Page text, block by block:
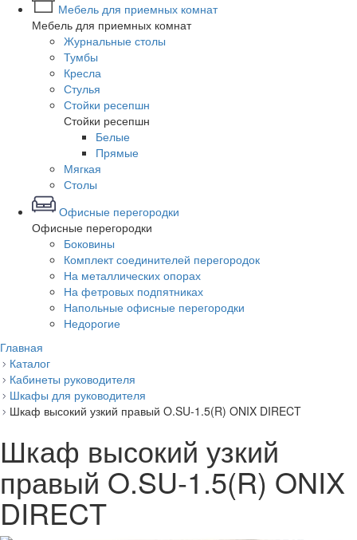
Мебель для приемных комнат
Мебель для приемных комнат
Журнальные столы
Тумбы
Кресла
Стулья
Стойки ресепшн
Стойки ресепшн
Белые
Прямые
Мягкая
Столы
Офисные перегородки
Офисные перегородки
Боковины
Комплект соединителей перегородок
На металлических опорах
На фетровых подпятниках
Напольные офисные перегородки
Недорогие
Главная
Каталог
Кабинеты руководителя
Шкафы для руководителя
Шкаф высокий узкий правый O.SU-1.5(R) ONIX DIRECT
Шкаф высокий узкий
правый O.SU-1.5(R) ONIX
DIRECT